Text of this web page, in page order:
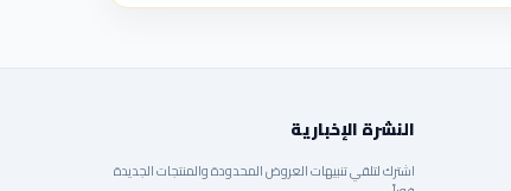
النشرة الإخبارية
اشترك لتلقي تنبيهات العروض المحدودة والمنتجات الجديدة